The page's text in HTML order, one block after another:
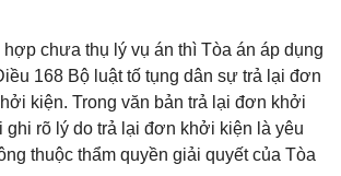
chưa thụ lý vụ án thì Tòa án áp dụng
168 Bộ luật tố tụng dân sự trả lại đơn
kiện. Trong văn bản trả lại đơn khởi
ghi rõ lý do trả lại đơn khởi kiện là yêu
thuộc thẩm quyền giải quyết của Tòa